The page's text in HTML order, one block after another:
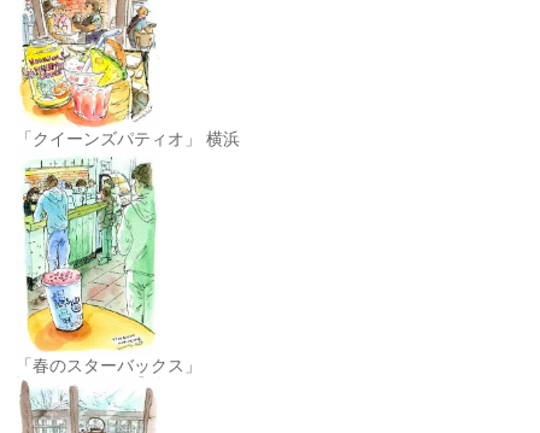
「クイーンズパティオ」 横浜
「春のスターバックス」